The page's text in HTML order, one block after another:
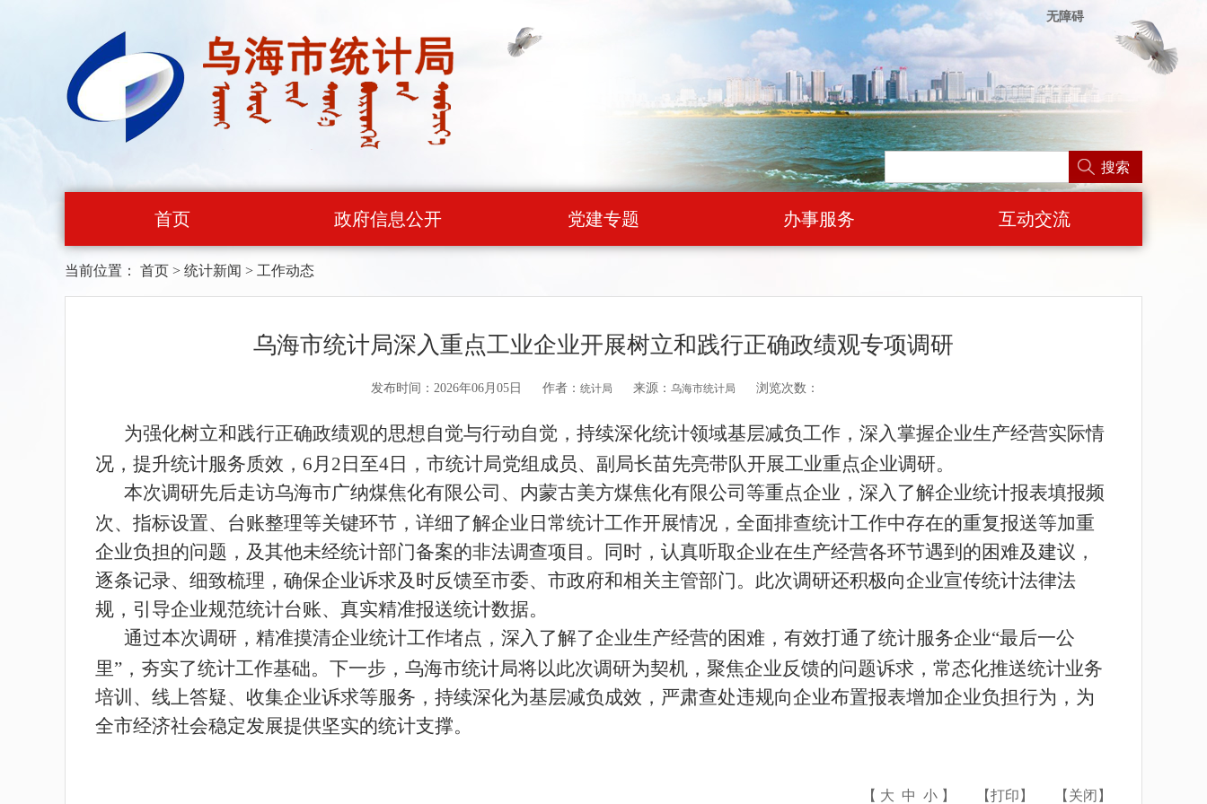
无障碍
搜索
首页 政府信息公开 党建专题 办事服务 互动交流
当前位置： 首页 > 统计新闻 > 工作动态
乌海市统计局深入重点工业企业开展树立和践行正确政绩观专项调研
发布时间：2026年06月05日 作者： 统计局 来源： 乌海市统计局 浏览次数：
为强化树立和践行正确政绩观的思想自觉与行动自觉，持续深化统计领域基层减负工作，深入掌握企业生产经营实际情
况，提升统计服务质效， 6月 2 日至4日，市统计局党组成员、副局长苗先亮带队开展工业重点企业调研。
本次调研先后走访乌海市广纳煤焦化有限公司、内蒙古美方煤焦化有限公司等重点企业，深入了解企业统计报表填报频
次、指标设置、 台账整理等关键环节， 详细了解企业日常统计工作开展情况，全面排查统计工作中存在的重复报送等加重
企业负担的问题 ，及其他未经统计部门备案的非法调查项目 。
同时，认真听取企业在生产经营各环节遇到的困难及建议，
逐条记录、细致梳理，确保企业诉求及时反馈至市委、市政府和相关主管部门。 此次调研还积极向企业宣传统计法律法
规，引导企业规范统计台账、真实精准报送统计数据。
通过本次调研，精准摸清企业统计工作堵点， 深入了解了企业生产经营的困难， 有效打通了统计服务企业“最后一公
里” ，夯实了统计工作基础。下一步， 乌海市统计局将以此次调研为契机，聚焦企业反馈的问题诉求，常态化推送统计业务
培训、线上答疑、 收集企业诉求等服务 ， 持续深化为基层减负成效， 严肃查处违规向企业布置报表增加企业负担行为， 为
全市经济社会稳定发展提供坚实的统计支撑。
【 大 中 小 】 【打印 】 【 关闭 】